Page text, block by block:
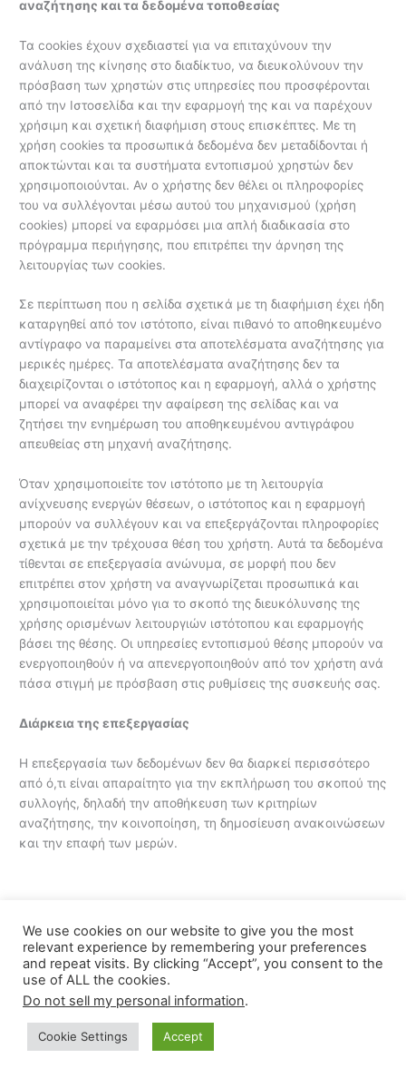
αναζήτησης και τα δεδομένα τοποθεσίας
Τα cookies έχουν σχεδιαστεί για να επιταχύνουν την
ανάλυση της κίνησης στο διαδίκτυο, να διευκολύνουν την
πρόσβαση των χρηστών στις υπηρεσίες που προσφέρονται
από την Ιστοσελίδα και την εφαρμογή της και να παρέχουν
χρήσιμη και σχετική διαφήμιση στους επισκέπτες. Με τη
χρήση cookies τα προσωπικά δεδομένα δεν μεταδίδονται ή
αποκτώνται και τα συστήματα εντοπισμού χρηστών δεν
χρησιμοποιούνται. Αν ο χρήστης δεν θέλει οι πληροφορίες
του να συλλέγονται μέσω αυτού του μηχανισμού (χρήση
cookies) μπορεί να εφαρμόσει μια απλή διαδικασία στο
πρόγραμμα περιήγησης, που επιτρέπει την άρνηση της
λειτουργίας των cookies.
Σε περίπτωση που η σελίδα σχετικά με τη διαφήμιση έχει ήδη
καταργηθεί από τον ιστότοπο, είναι πιθανό το αποθηκευμένο
αντίγραφο να παραμείνει στα αποτελέσματα αναζήτησης για
μερικές ημέρες. Τα αποτελέσματα αναζήτησης δεν τα
διαχειρίζονται ο ιστότοπος και η εφαρμογή, αλλά ο χρήστης
μπορεί να αναφέρει την αφαίρεση της σελίδας και να
ζητήσει την ενημέρωση του αποθηκευμένου αντιγράφου
απευθείας στη μηχανή αναζήτησης.
Όταν χρησιμοποιείτε τον ιστότοπο με τη λειτουργία
ανίχνευσης ενεργών θέσεων, ο ιστότοπος και η εφαρμογή
μπορούν να συλλέγουν και να επεξεργάζονται πληροφορίες
σχετικά με την τρέχουσα θέση του χρήστη. Αυτά τα δεδομένα
τίθενται σε επεξεργασία ανώνυμα, σε μορφή που δεν
επιτρέπει στον χρήστη να αναγνωρίζεται προσωπικά και
χρησιμοποιείται μόνο για το σκοπό της διευκόλυνσης της
χρήσης ορισμένων λειτουργιών ιστότοπου και εφαρμογής
βάσει της θέσης. Οι υπηρεσίες εντοπισμού θέσης μπορούν να
ενεργοποιηθούν ή να απενεργοποιηθούν από τον χρήστη ανά
πάσα στιγμή με πρόσβαση στις ρυθμίσεις της συσκευής σας.
Διάρκεια της επεξεργασίας
Η επεξεργασία των δεδομένων δεν θα διαρκεί περισσότερο
από ό,τι είναι απαραίτητο για την εκπλήρωση του σκοπού της
συλλογής, δηλαδή την αποθήκευση των κριτηρίων
αναζήτησης, την κοινοποίηση, τη δημοσίευση ανακοινώσεων
και την επαφή των μερών.
Η επεξεργασία θα διαρκέσει έως ότου το ενδιαφερόμενο
μέρος αποφασίσει να ακυρώσει τα δεδομένα που έχουν
εισαχθεί, με επικοινωνία με τον υπεύθυνο επεξεργασίας
δεδομένων.
Επίσης, θα είναι δυνατόν να διαρκέσει και για όσο χρονικό
διάστημα η τήρηση των προσωπικών δεδομένων καθίσταται
We use cookies on our website to give you the most
relevant experience by remembering your preferences
and repeat visits. By clicking “Accept”, you consent to the
use of ALL the cookies.
Do not sell my personal information.
Cookie Settings Accept